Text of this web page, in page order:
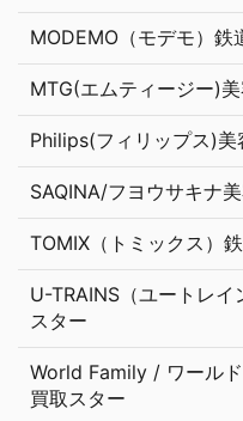
MODEMO（モデモ）鉄
MTG(エムティージー)
Philips(フィリップス)
SAQINA/フヨウサキナ
TOMIX（トミックス）
U-TRAINS（ユートレ
スター
World Family / ワール
買取スター